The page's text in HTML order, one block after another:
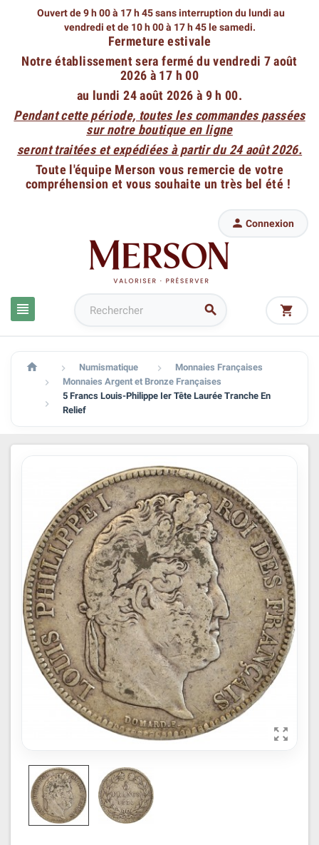
Ouvert de 9 h 00 à 17 h 45 sans interruption du lundi au
vendredi et de 10 h 00 à 17 h 45 le samedi.
Fermeture estivale
Notre établissement sera fermé du vendredi 7 août
2026 à 17 h 00
au lundi 24 août 2026 à 9 h 00.
Pendant cette période, toutes les commandes passées
sur notre boutique en ligne
seront traitées et expédiées à partir du 24 août 2026.
Toute l'équipe Merson vous remercie de votre
compréhension et vous souhaite un très bel été !
 
 Connexion

  Numismatique  Monnaies Françaises
 Monnaies Argent et Bronze Françaises

5 Francs Louis-Philippe Ier Tête Laurée Tranche En
Relief
